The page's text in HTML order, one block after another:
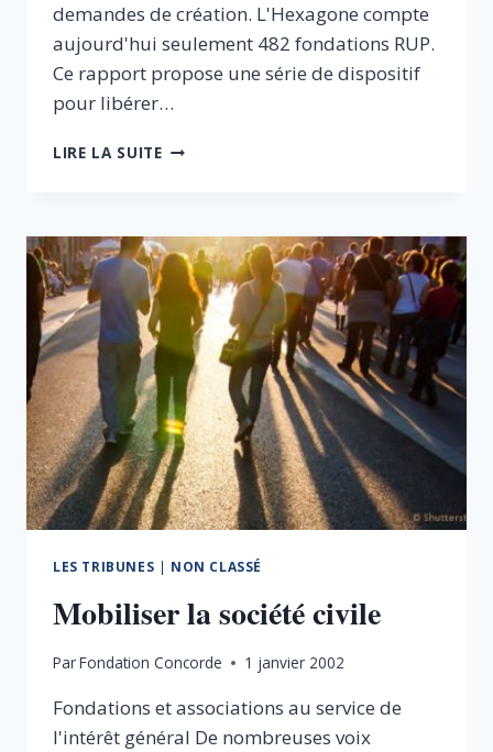
demandes de création. L'Hexagone compte
aujourd'hui seulement 482 fondations RUP.
Ce rapport propose une série de dispositif
pour libérer…
LIRE LA SUITELIBÉRONS
POUR
CRÉER
DES
EMPLOIS
ET
MIEUX
SERVIR
L’INTÉRÊT
GÉNÉRAL
LES TRIBUNES | NON CLASSÉ
Mobiliser la société civile
ParFondation Concorde 1 janvier 2002
Fondations et associations au service de
l'intérêt général De nombreuses voix